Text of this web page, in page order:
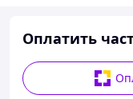
Оплатить